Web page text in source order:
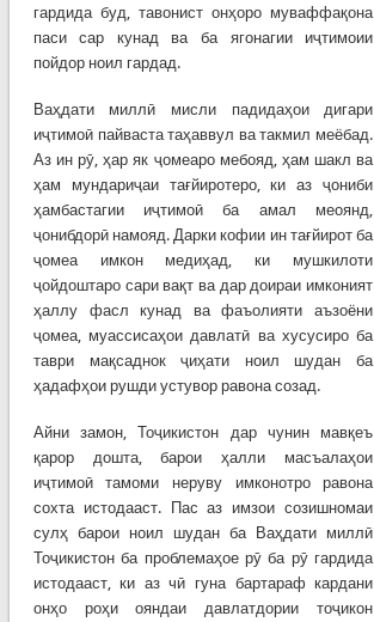
гардида буд, тавонист онҳоро муваффақона
паси сар кунад ва ба ягонагии иҷтимоии
пойдор ноил гардад.
Ваҳдати миллӣ мисли падидаҳои дигари
иҷтимоӣ пайваста таҳаввул ва такмил меёбад.
Аз ин рӯ, ҳар як ҷомеаро мебояд, ҳам шакл ва
ҳам мундариҷаи тағйиротеро, ки аз ҷониби
ҳамбастагии иҷтимоӣ ба амал меоянд,
ҷонибдорӣ намояд. Дарки кофии ин тағйирот ба
ҷомеа имкон медиҳад, ки мушкилоти
ҷойдоштаро сари вақт ва дар доираи имконият
ҳаллу фасл кунад ва фаъолияти аъзоёни
ҷомеа, муассисаҳои давлатӣ ва хусусиро ба
таври мақсаднок ҷиҳати ноил шудан ба
ҳадафҳои рушди устувор равона созад.
Айни замон, Тоҷикистон дар чунин мавқеъ
қарор дошта, барои ҳалли масъалаҳои
иҷтимоӣ тамоми неруву имконотро равона
сохта истодааст. Пас аз имзои созишномаи
сулҳ барои ноил шудан ба Ваҳдати миллӣ
Тоҷикистон ба проблемаҳое рӯ ба рӯ гардида
истодааст, ки аз чӣ гуна бартараф кардани
онҳо роҳи ояндаи давлатдории тоҷикон